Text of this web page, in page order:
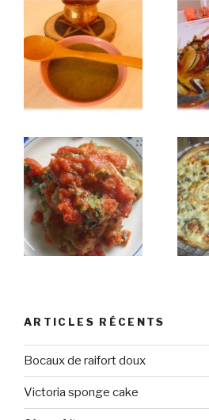
ARTICLES RÉCENTS
Bocaux de raifort doux
Victoria sponge cake